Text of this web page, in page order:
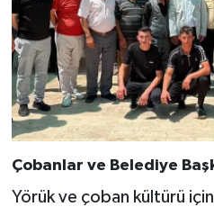
Çobanlar ve Belediye
Yörük ve çoban kültürü